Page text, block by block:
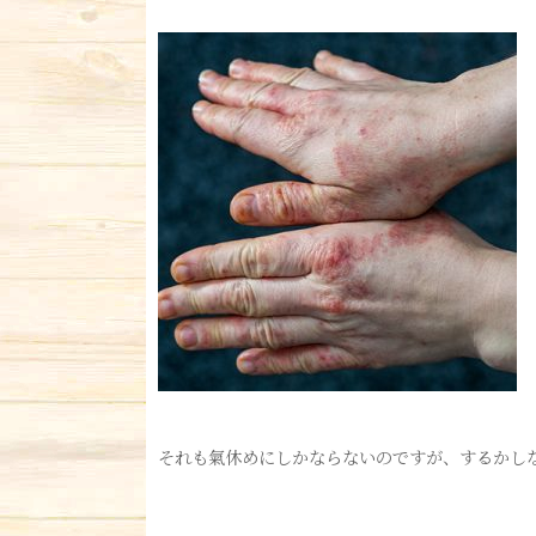
それも氣休めにしかならないのですが、するかし